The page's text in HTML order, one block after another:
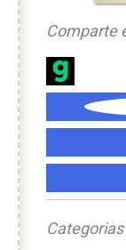
Comparte
Categorias